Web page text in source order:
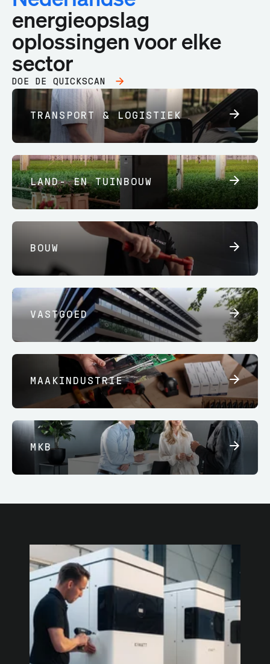
energieopslag
oplossingen voor elke
sector
DOE DE QUICKSCAN
TRANSPORT & LOGISTIEK
LAND- EN TUINBOUW
BOUW
VASTGOED
MAAKINDUSTRIE
MKB